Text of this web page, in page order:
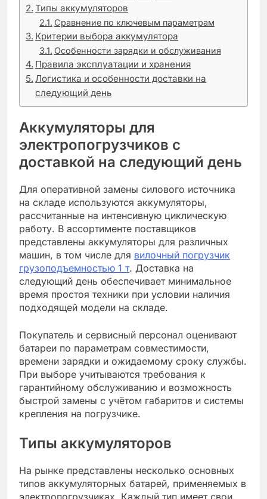
Типы аккумуляторов
Сравнение по ключевым параметрам
Критерии выбора аккумулятора
Особенности зарядки и обслуживания
Правила эксплуатации и хранения
Логистика и особенности доставки на
следующий день
Аккумуляторы для
электропогрузчиков с
доставкой на следующий день
Для оперативной замены силового источника
на складе используются аккумуляторы,
рассчитанные на интенсивную циклическую
работу. В ассортименте поставщиков
представлены аккумуляторы для различных
машин, в том числе для вилочный погрузчик
грузоподъемностью 1 т. Доставка на
следующий день обеспечивает минимальное
время простоя техники при условии наличия
подходящей модели на складе.
Покупатель и сервисный персонал оценивают
батареи по параметрам совместимости,
времени зарядки и ожидаемому сроку службы.
При выборе учитываются требования к
гарантийному обслуживанию и возможность
быстрой замены с учётом габаритов и системы
крепления на погрузчике.
Типы аккумуляторов
На рынке представлены несколько основных
типов аккумуляторных батарей, применяемых в
электропогрузчиках. Каждый тип имеет свои